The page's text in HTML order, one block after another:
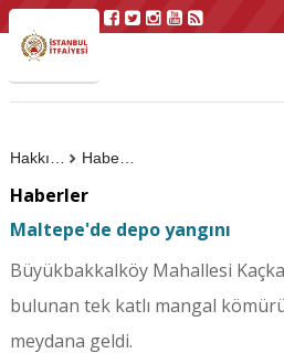
Haberler
Haberler
Maltepe'de depo yangını
Büyükbakkalköy Mahallesi
bulunan tek katlı mangal
meydana geldi.